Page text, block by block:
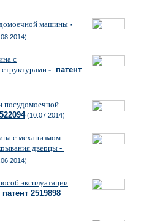
машины-
с
- патент
посудомоечной
(10.07.2014)
с механизмом
дверцы -
эксплуатации
2519898